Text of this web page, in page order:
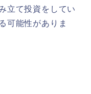
立て投資をしてい
可能性がありま